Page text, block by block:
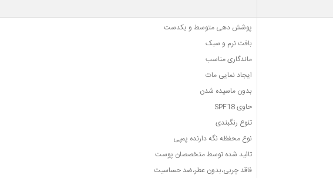
پوشش دهی متوسط و یکدست
بافت نرم و سبک
ماندگاری مناسب
ایجاد نمایی مات
بدون ماسیده شدن
حاوی SPF18
تنوع رنگبندی
نوع محفظه نگه دارنده پمپی
تائید شده توسط متخصصان پوست
فاقد چربی،بدون عطر،ضد حساسیت